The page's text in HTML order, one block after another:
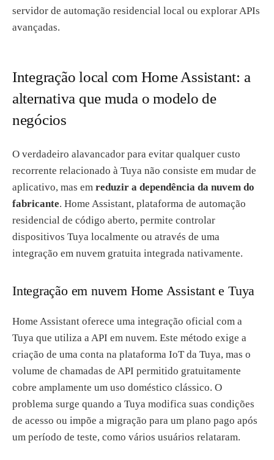
servidor de automação residencial local ou explorar APIs
avançadas.
Integração local com Home Assistant: a
alternativa que muda o modelo de
negócios
O verdadeiro alavancador para evitar qualquer custo
recorrente relacionado à Tuya não consiste em mudar de
aplicativo, mas em reduzir a dependência da nuvem do
fabricante. Home Assistant, plataforma de automação
residencial de código aberto, permite controlar
dispositivos Tuya localmente ou através de uma
integração em nuvem gratuita integrada nativamente.
Integração em nuvem Home Assistant e Tuya
Home Assistant oferece uma integração oficial com a
Tuya que utiliza a API em nuvem. Este método exige a
criação de uma conta na plataforma IoT da Tuya, mas o
volume de chamadas de API permitido gratuitamente
cobre amplamente um uso doméstico clássico. O
problema surge quando a Tuya modifica suas condições
de acesso ou impõe a migração para um plano pago após
um período de teste, como vários usuários relataram.